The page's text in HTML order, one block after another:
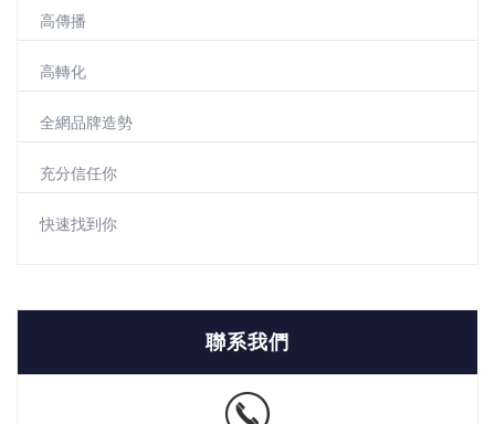
高傳播
高轉化
全網品牌造勢
充分信任你
快速找到你
聯系我們